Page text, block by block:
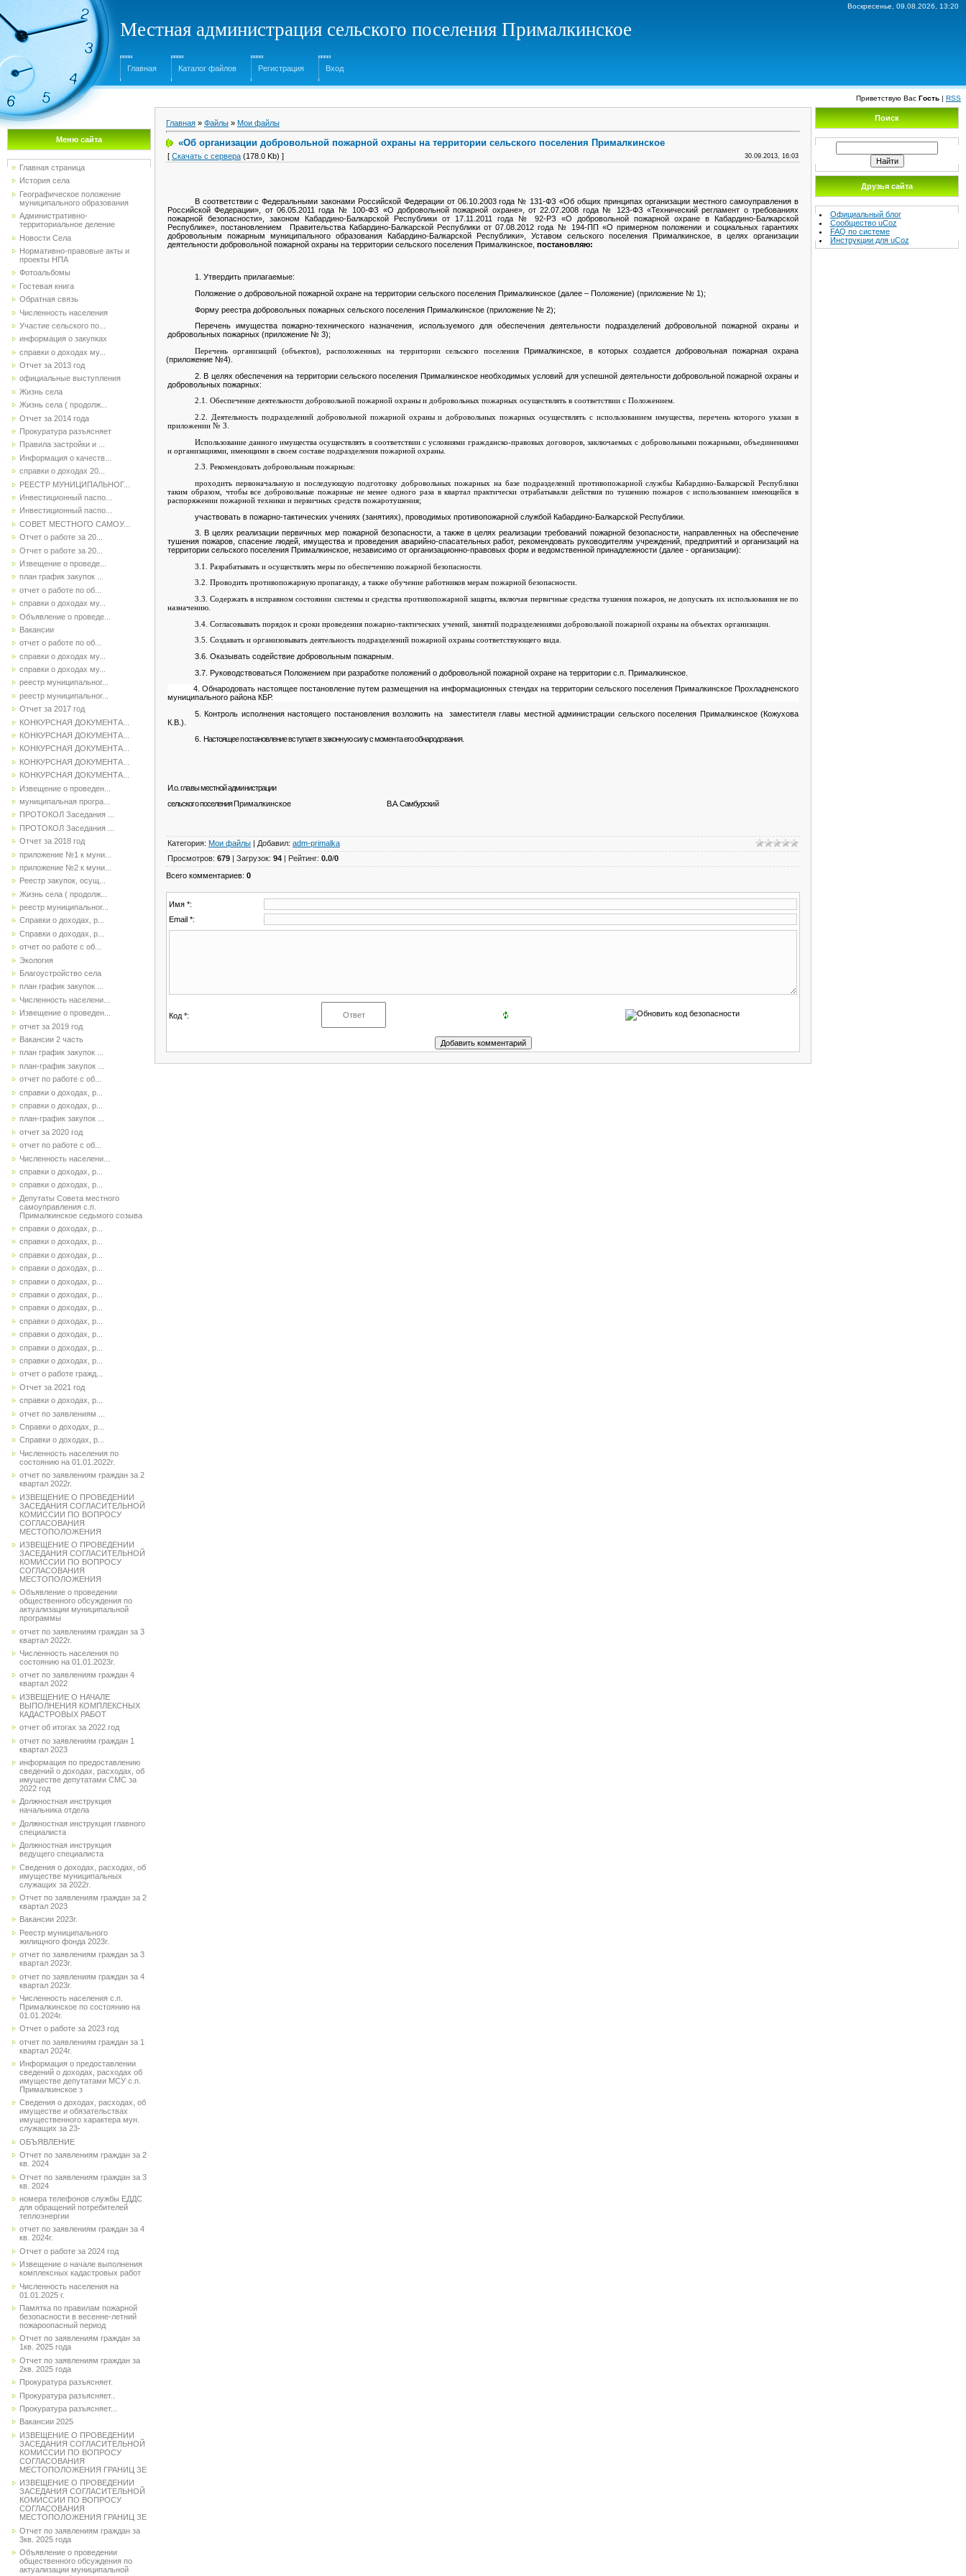
Воскресенье, 09.08.2026, 13:20
Местная администрация сельского поселения Прималкинское
Главная Каталог файлов Регистрация Вход
Приветствую Вас Гость | RSS
Меню сайта
Главная страница
История села
Географическое положение
муниципального образования
Административно-
территориальное деление
Новости Села
Нормативно-правовые акты и
проекты НПА
Фотоальбомы
Гостевая книга
Обратная связь
Численность населения
Участие сельского по...
информация о закупках
справки о доходах му...
Отчет за 2013 год
официальные выступления
Жизнь села
Жизнь села ( продолж...
Отчет за 2014 года
Прокуратура разъясняет
Правила застройки и ...
Информация о качеств...
справки о доходах 20...
РЕЕСТР МУНИЦИПАЛЬНОГ...
Инвестиционный паспо...
Инвестиционный паспо...
СОВЕТ МЕСТНОГО САМОУ...
Отчет о работе за 20...
Отчет о работе за 20...
Извещение о проведе...
план график закупок ...
отчет о работе по об...
справки о доходах му...
Объявление о проведе...
Вакансии
отчет о работе по об...
справки о доходах му...
справки о доходах му...
реестр муниципальног...
реестр муниципальног...
Отчет за 2017 год
КОНКУРСНАЯ ДОКУМЕНТА...
КОНКУРСНАЯ ДОКУМЕНТА...
КОНКУРСНАЯ ДОКУМЕНТА...
КОНКУРСНАЯ ДОКУМЕНТА...
КОНКУРСНАЯ ДОКУМЕНТА...
Извещение о проведен...
муниципальная програ...
ПРОТОКОЛ Заседания ...
ПРОТОКОЛ Заседания ...
Отчет за 2018 год
приложение №1 к муни...
приложение №2 к муни...
Реестр закупок, осущ...
Жизнь села ( продолж...
реестр муниципальног...
Справки о доходах, р...
Справки о доходах, р...
отчет по работе с об...
Экология
Благоустройство села
план график закупок ...
Численность населени...
Извещение о проведен...
отчет за 2019 год
Вакансии 2 часть
план график закупок ...
план-график закупок ...
отчет по работе с об...
справки о доходах, р...
справки о доходах, р...
план-график закупок ...
отчет за 2020 год
отчет по работе с об...
Численность населени...
справки о доходах, р...
справки о доходах, р...
Депутаты Совета местного
самоуправления с.п.
Прималкинское седьмого созыва
справки о доходах, р...
справки о доходах, р...
справки о доходах, р...
справки о доходах, р...
справки о доходах, р...
справки о доходах, р...
справки о доходах, р...
справки о доходах, р...
справки о доходах, р...
справки о доходах, р...
справки о доходах, р...
отчет о работе гражд...
Отчет за 2021 год
справки о доходах, р...
отчет по заявлениям ...
Справки о доходах, р...
Справки о доходах, р...
Численность населения по
состоянию на 01.01.2022г.
отчет по заявлениям граждан за 2
квартал 2022г.
ИЗВЕЩЕНИЕ О ПРОВЕДЕНИИ
ЗАСЕДАНИЯ СОГЛАСИТЕЛЬНОЙ
КОМИССИИ ПО ВОПРОСУ
СОГЛАСОВАНИЯ
МЕСТОПОЛОЖЕНИЯ
ИЗВЕЩЕНИЕ О ПРОВЕДЕНИИ
ЗАСЕДАНИЯ СОГЛАСИТЕЛЬНОЙ
КОМИССИИ ПО ВОПРОСУ
СОГЛАСОВАНИЯ
МЕСТОПОЛОЖЕНИЯ
Объявление о проведении
общественного обсуждения по
актуализации муниципальной
программы
отчет по заявлениям граждан за 3
квартал 2022г.
Численность населения по
состоянию на 01.01.2023г.
отчет по заявлениям граждан 4
квартал 2022
ИЗВЕЩЕНИЕ О НАЧАЛЕ
ВЫПОЛНЕНИЯ КОМПЛЕКСНЫХ
КАДАСТРОВЫХ РАБОТ
отчет об итогах за 2022 год
отчет по заявлениям граждан 1
квартал 2023
информация по предоставлению
сведений о доходах, расходах, об
имуществе депутатами СМС за
2022 год
Должностная инструкция
начальника отдела
Должностная инструкция главного
специалиста
Должностная инструкция
ведущего специалиста
Сведения о доходах, расходах, об
имуществе муниципальных
служащих за 2022г.
Отчет по заявлениям граждан за 2
квартал 2023
Вакансии 2023г.
Реестр муниципального
жилищного фонда 2023г.
отчет по заявлениям граждан за 3
квартал 2023г.
отчет по заявлениям граждан за 4
квартал 2023г.
Численность населения с.п.
Прималкинское по состоянию на
01.01.2024г.
Отчет о работе за 2023 год
отчет по заявлениям граждан за 1
квартал 2024г.
Информация о предоставлении
сведений о доходах, расходах об
имуществе депутатами МСУ с.п.
Прималкинское з
Сведения о доходах, расходах, об
имуществе и обязательствах
имущественного характера мун.
служащих за 23-
ОБЪЯВЛЕНИЕ
Отчет по заявлениям граждан за 2
кв. 2024
Отчет по заявлениям граждан за 3
кв. 2024
номера телефонов службы ЕДДС
для обращений потребителей
теплоэнергии
отчет по заявлениям граждан за 4
кв. 2024г.
Отчет о работе за 2024 год
Извещение о начале выполнения
комплексных кадастровых работ
Численность населения на
01.01.2025 г.
Памятка по правилам пожарной
безопасности в весенне-летний
пожароопасный период
Отчет по заявлениям граждан за
1кв. 2025 года
Отчет по заявлениям граждан за
2кв. 2025 года
Прокуратура разъясняет.
Прокуратура разъясняет..
Прокуратура разъясняет...
Вакансии 2025
ИЗВЕЩЕНИЕ О ПРОВЕДЕНИИ
ЗАСЕДАНИЯ СОГЛАСИТЕЛЬНОЙ
КОМИССИИ ПО ВОПРОСУ
СОГЛАСОВАНИЯ
МЕСТОПОЛОЖЕНИЯ ГРАНИЦ ЗЕ
ИЗВЕЩЕНИЕ О ПРОВЕДЕНИИ
ЗАСЕДАНИЯ СОГЛАСИТЕЛЬНОЙ
КОМИССИИ ПО ВОПРОСУ
СОГЛАСОВАНИЯ
МЕСТОПОЛОЖЕНИЯ ГРАНИЦ ЗЕ
Отчет по заявлениям граждан за
3кв. 2025 года
Объявление о проведении
общественного обсуждения по
актуализации муниципальной
Главная » Файлы » Мои файлы
«Об организации добровольной пожарной охраны на территории сельского поселения Прималкинское
[ Скачать с сервера (178.0 Kb) ] 30.09.2013, 16:03
В соответствии с Федеральными законами Российской Федерации от 06.10.2003 года № 131-ФЗ «Об общих принципах организации местного самоуправления в
Российской Федерации», от 06.05.2011 года № 100-ФЗ «О добровольной пожарной охране», от 22.07.2008 года № 123-ФЗ «Технический регламент о требованиях
пожарной безопасности», законом Кабардино-Балкарской Республики от 17.11.2011 года № 92-РЗ «О добровольной пожарной охране в Кабардино-Балкарской
Республике», постановлением Правительства Кабардино-Балкарской Республики от 07.08.2012 года № 194-ПП «О примерном положении и социальных гарантиях
добровольным пожарным муниципального образования Кабардино-Балкарской Республики», Уставом сельского поселения Прималкинское, в целях организации
деятельности добровольной пожарной охраны на территории сельского поселения Прималкинское, постановляю:
1. Утвердить прилагаемые:
Положение о добровольной пожарной охране на территории сельского поселения Прималкинское (далее – Положение) (приложение № 1);
Форму реестра добровольных пожарных сельского поселения Прималкинское (приложение № 2);
Перечень
имущества пожарно-технического назначения, используемого для обеспечения деятельности подразделений добровольной пожарной охраны и
добровольных пожарных (приложение № 3);
Перечень организаций (объектов), расположенных на территории сельского поселения Прималкинское, в которых создается добровольная пожарная охрана
(приложение №4).
2. В целях обеспечения на территории сельского поселения Прималкинское необходимых условий для успешной деятельности добровольной пожарной охраны и
добровольных пожарных:
2.1. Обеспечение деятельности добровольной пожарной охраны и добровольных пожарных осуществлять в соответствии с Положением.
2.2. Деятельность подразделений добровольной пожарной охраны и добровольных пожарных осуществлять с использованием имущества, перечень которого указан в
приложении № 3.
Использование данного имущества осуществлять в соответствии с условиями гражданско-правовых договоров, заключаемых с добровольными пожарными, объединениями
и организациями, имеющими в своем составе подразделения пожарной охраны.
2.3. Рекомендовать добровольным пожарным:
проходить первоначальную и последующую подготовку добровольных пожарных на базе подразделений противопожарной службы Кабардино-Балкарской Республики
таким образом, чтобы все добровольные пожарные не менее одного раза в квартал практически отрабатывали действия по тушению пожаров с использованием имеющейся в
распоряжении пожарной техники и первичных средств пожаротушения;
участвовать в пожарно-тактических учениях (занятиях), проводимых противопожарной службой Кабардино-Балкарской Республики.
3. В целях реализации первичных мер пожарной безопасности, а также в целях реализации требований пожарной безопасности, направленных на обеспечение
тушения пожаров, спасение людей, имущества и проведения аварийно-спасательных работ, рекомендовать руководителям учреждений, предприятий и организаций на
территории сельского поселения Прималкинское, независимо от организационно-правовых форм и ведомственной принадлежности (далее - организации):
3.1. Разрабатывать и осуществлять меры по обеспечению пожарной безопасности.
3.2. Проводить противопожарную пропаганду, а также обучение работников мерам пожарной безопасности.
3.3. Содержать в исправном состоянии системы и средства противопожарной защиты, включая первичные средства тушения пожаров, не допускать их использования не по
назначению.
3.4. Согласовывать порядок и сроки проведения пожарно-тактических учений, занятий подразделениями добровольной пожарной охраны на объектах организации.
3.5. Создавать и организовывать деятельность подразделений пожарной охраны соответствующего вида.
3.6. Оказывать содействие добровольным пожарным.
3.7. Руководствоваться Положением при разработке положений о добровольной пожарной охране на территории с.п. Прималкинское.
4. Обнародовать настоящее постановление путем размещения на информационных стендах на территории сельского поселения Прималкинское Прохладненского
муниципального района КБР.
5. Контроль исполнения настоящего постановления возложить на заместителя главы местной администрации сельского поселения Прималкинское (Кожухова
К.В.).
6. Настоящее постановление вступает в законную силу с момента его обнародования.
И.о. главы местной администрации
сельского поселения Прималкинское В.А. Самбурский
Категория: Мои файлы | Добавил: adm-primalka
Просмотров: 679 | Загрузок: 94 | Рейтинг: 0.0/0
Всего комментариев: 0
Имя *:
Email *:
Код *:
Поиск
Друзья сайта
Официальный блог
Сообщество uCoz
FAQ по системе
Инструкции для uCoz